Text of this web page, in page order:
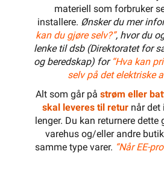
materiell som forbruker
installere. Ønsker du mer
kan du gjøre selv?”, hvor du
lenke til dsb (Direktoratet for
og beredskap) for “Hva kan
selv på det elektriske
Alt som går på strøm eller
skal leveres til returnår det
lenger. Du kan returnere dette
varehus og/eller andre
samme type varer. “Når EE-